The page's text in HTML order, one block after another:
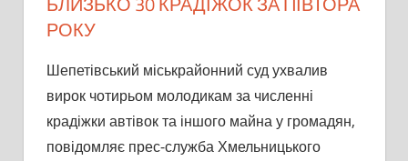
РОКУ
Шепетівський міськрайонний суд ухвалив
вирок чотирьом молодикам за численні
крадіжки автівок та іншого майна у громадян,
повідомляє прес-служба Хмельницького